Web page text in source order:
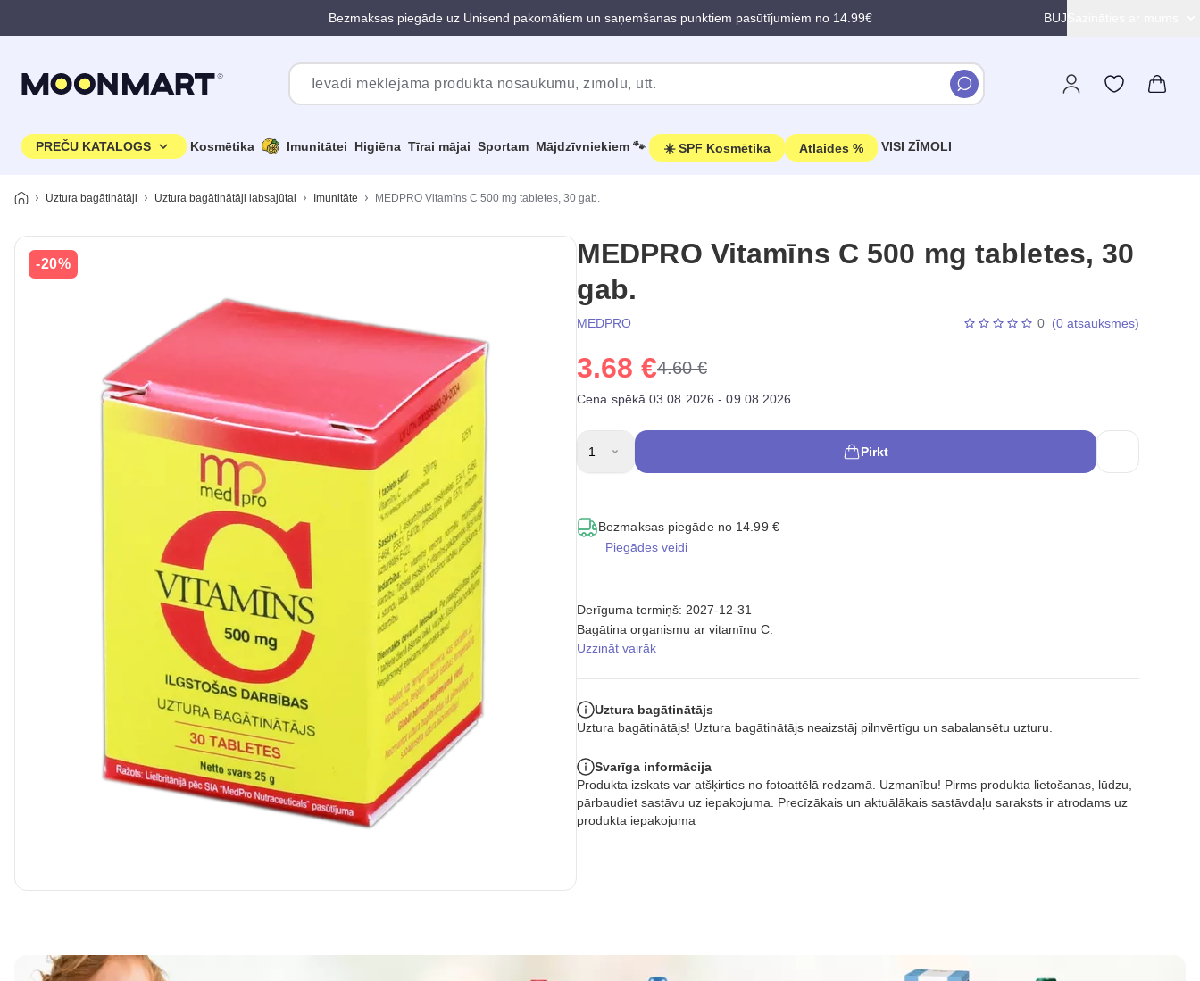
Bezmaksas piegāde uz Unisend pakomātiem un saņemšanas punktiem pasūtījumiem no 14.99€ BUJ
PREČU KATALOGS Kosmētika Imunitātei Higiēna Tīrai mājai Sportam Mājdzīvniekiem 🐾 ☀️ SPF Kosmētika Atlaides % VISI ZĪMOLI
Uztura bagātinātāji Uztura bagātinātāji labsajūtai Imunitāte MEDPRO Vitamīns C 500 mg tabletes, 30 gab.
-20%
MEDPRO Vitamīns C 500 mg tabletes, 30
gab.
MEDPRO 0 (0 atsauksmes)
3.68 €4.60 €
Cena spēkā 03.08.2026 - 09.08.2026
1 Pirkt
Bezmaksas piegāde no 14.99 €
Piegādes veidi
Derīguma termiņš: 2027-12-31
Bagātina organismu ar vitamīnu C.
Uzzināt vairāk
Uztura bagātinātājs
Uztura bagātinātājs! Uztura bagātinātājs neaizstāj pilnvērtīgu un sabalansētu uzturu.
Svarīga informācija
Produkta izskats var atšķirties no fotoattēlā redzamā. Uzmanību! Pirms produkta lietošanas, lūdzu,
pārbaudiet sastāvu uz iepakojuma. Precīzākais un aktuālākais sastāvdaļu saraksts ir atrodams uz
produkta iepakojuma